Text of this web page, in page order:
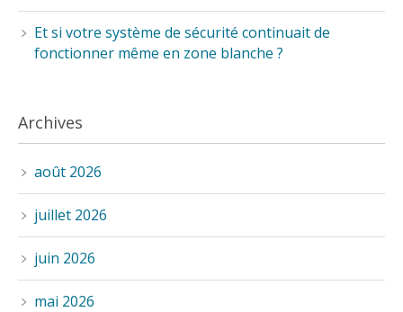
Et si votre système de sécurité continuait de
fonctionner même en zone blanche ?
Archives
août 2026
juillet 2026
juin 2026
mai 2026